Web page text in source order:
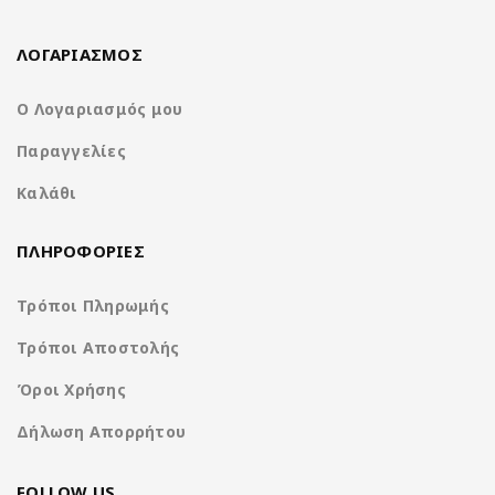
Ζήστε την καινοτομία και την ποιότητα της
1-Din receiver with capacitive screen
ΛΟΓΑΡΙΑΣΜΟΣ
Ο Λογαριασμός μου
Παραγγελίες
Καλάθι
ΠΛΗΡΟΦΟΡΙΕΣ
Τρόποι Πληρωμής
Τρόποι Αποστολής
Όροι Χρήσης
Δήλωση Απορρήτου